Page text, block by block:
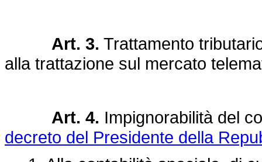
Art. 3. Trattamento
alla trattazione sul mercato
Art. 4. Impignorabilità del
decreto del Presidente della